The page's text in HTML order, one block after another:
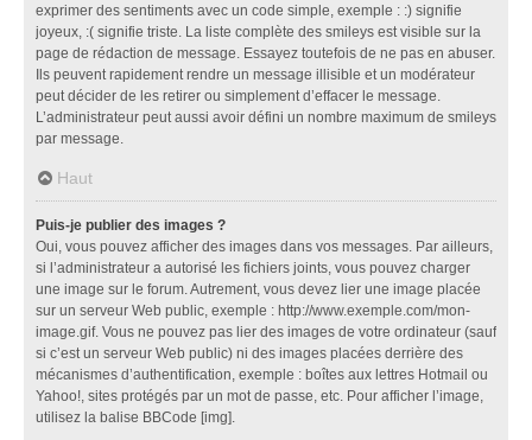
exprimer des sentiments avec un code simple, exemple : :) signifie
joyeux, :( signifie triste. La liste complète des smileys est visible sur la
page de rédaction de message. Essayez toutefois de ne pas en abuser.
Ils peuvent rapidement rendre un message illisible et un modérateur
peut décider de les retirer ou simplement d’effacer le message.
L’administrateur peut aussi avoir défini un nombre maximum de smileys
par message.
Haut
Puis-je publier des images ?
Oui, vous pouvez afficher des images dans vos messages. Par ailleurs,
si l’administrateur a autorisé les fichiers joints, vous pouvez charger
une image sur le forum. Autrement, vous devez lier une image placée
sur un serveur Web public, exemple : http://www.exemple.com/mon-
image.gif. Vous ne pouvez pas lier des images de votre ordinateur (sauf
si c’est un serveur Web public) ni des images placées derrière des
mécanismes d’authentification, exemple : boîtes aux lettres Hotmail ou
Yahoo!, sites protégés par un mot de passe, etc. Pour afficher l’image,
utilisez la balise BBCode [img].